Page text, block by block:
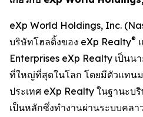
eXp World Holdings, Inc.
บริษัทโฮลดิ้งของ eXp Realty®
Enterprises eXp Realty เป็นน
ที่ใหญ่ที่สุดในโลก โดยมีตัวแทนม
ประเทศ eXp Realty ในฐานะ
เป็นหลักซึ่งทำงานผ่านระบบคล